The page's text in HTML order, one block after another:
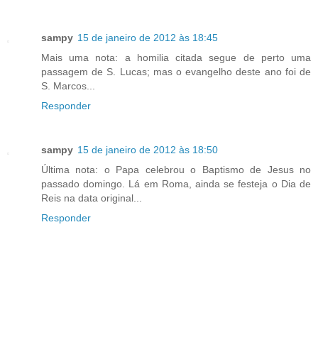
sampy 15 de janeiro de 2012 às 18:45
Mais uma nota: a homilia citada segue de perto uma
passagem de S. Lucas; mas o evangelho deste ano foi de
S. Marcos...
Responder
sampy 15 de janeiro de 2012 às 18:50
Última nota: o Papa celebrou o Baptismo de Jesus no
passado domingo. Lá em Roma, ainda se festeja o Dia de
Reis na data original...
Responder